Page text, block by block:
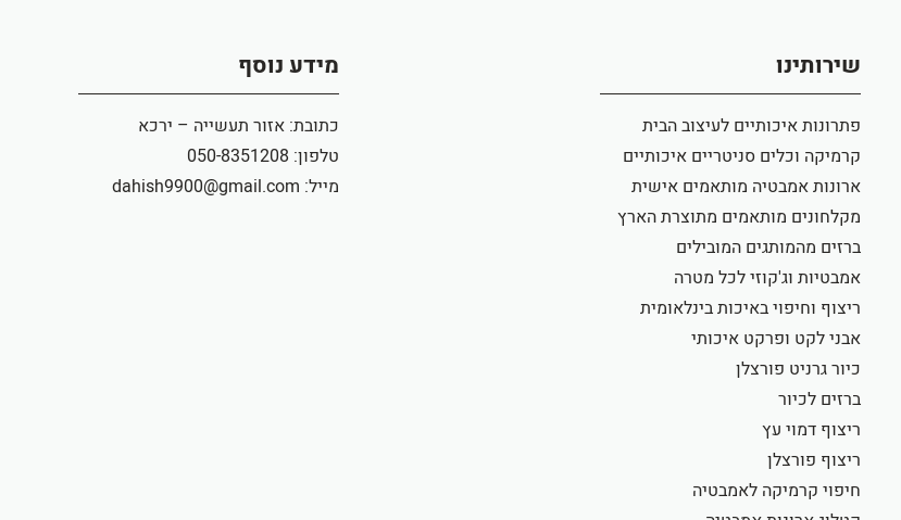
שירותינו
פתרונות איכותיים לעיצוב הבית
קרמיקה וכלים סניטריים איכותיים
ארונות אמבטיה מותאמים אישית
מקלחונים מותאמים מתוצרת הארץ
ברזים מהמותגים המובילים
אמבטיות וג'קוזי לכל מטרה
ריצוף וחיפוי באיכות בינלאומית
אבני לקט ופרקט איכותי
כיור גרניט פורצלן
ברזים לכיור
ריצוף דמוי עץ
ריצוף פורצלן
חיפוי קרמיקה לאמבטיה
מידע נוסף
כתובת: אזור תעשייה – ירכא
טלפון: 050-8351208
מייל: dahish9900@gmail.com